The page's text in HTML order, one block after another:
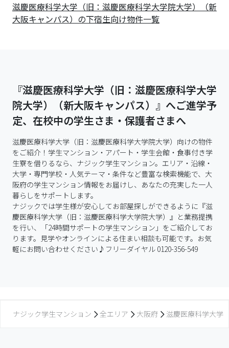
滋慶医療科学大学（旧：滋慶医療科学大学院大学）（新
大阪キャンパス）の下宿生向け物件一覧
『滋慶医療科学大学（旧：滋慶医療科学大学
院大学）（新大阪キャンパス）』へご進学予
定、在校中の学生さま・保護者さまへ
滋慶医療科学大学（旧：滋慶医療科学大学院大学）向けの物件
をご紹介！学生マンション・アパート・学生会館・食事付き学
生寮を借りるなら、ナジック学生マンション。エリア・沿線・
大学・専門学校・人気テーマ・条件など豊富な検索機能で、大
阪府の学生マンション情報をお届けし、あなたの充実した一人
暮らしをサポートします。
ナジックでは学生様が安心してお部屋探しができるように『滋
慶医療科学大学（旧：滋慶医療科学大学院大学）』と業務提携
を行い、「24時間サポートの学生マンション」をご紹介してお
ります。見学やオンラインによる住まい相談も可能です。お気
軽にお問い合わせください♪フリーダイヤル 0120-356-549
ナジック学生マンション 全エリア 大阪府 滋慶医療科学大学